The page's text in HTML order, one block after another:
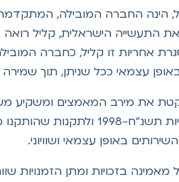
התעשייה הישראלית, קליל
אחריות זו קליל, כחברה
עצמאי ככל שניתן, תוך שמירה
את מירב המאמצים ומשקיע
עם מוגבלויות
באופן עצמאי ושוויוני.
מאמינה בזכויות ומתן הזמנויות